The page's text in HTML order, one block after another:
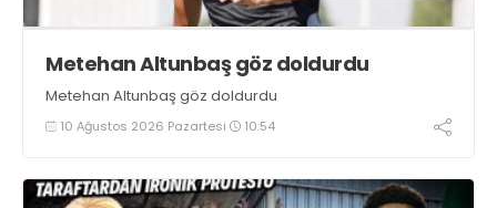
Metehan Altunbaş göz doldurdu
Metehan Altunbaş göz doldurdu
10 Ağustos 2026 Pazartesi 10:54